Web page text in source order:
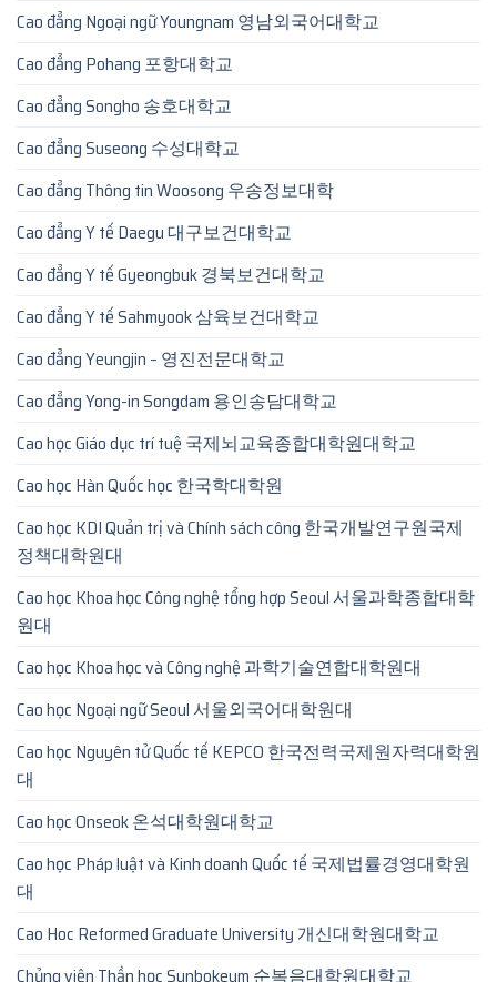
Cao đẳng Ngoại ngữ Youngnam 영남외국어대학교
Cao đẳng Pohang 포항대학교
Cao đẳng Songho 송호대학교
Cao đẳng Suseong 수성대학교
Cao đẳng Thông tin Woosong 우송정보대학
Cao đẳng Y tế Daegu 대구보건대학교
Cao đẳng Y tế Gyeongbuk 경북보건대학교
Cao đẳng Y tế Sahmyook 삼육보건대학교
Cao đẳng Yeungjin – 영진전문대학교
Cao đẳng Yong-in Songdam 용인송담대학교
Cao học Giáo dục trí tuệ 국제뇌교육종합대학원대학교
Cao học Hàn Quốc học 한국학대학원
Cao học KDI Quản trị và Chính sách công 한국개발연구원국제
정책대학원대
Cao học Khoa học Công nghệ tổng hợp Seoul 서울과학종합대학
원대
Cao học Khoa học và Công nghệ 과학기술연합대학원대
Cao học Ngoại ngữ Seoul 서울외국어대학원대
Cao học Nguyên tử Quốc tế KEPCO 한국전력국제원자력대학원
대
Cao học Onseok 온석대학원대학교
Cao học Pháp luật và Kinh doanh Quốc tế 국제법률경영대학원
대
Cao Hoc Reformed Graduate University 개신대학원대학교
Chủng viện Thần học Sunbokeum 순복음대학원대학교